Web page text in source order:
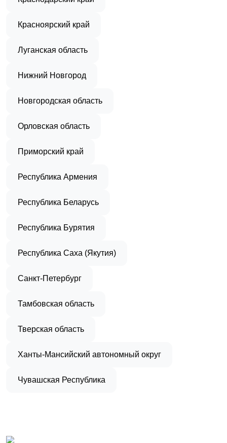
Красноярский край
Луганская область
Нижний Новгород
Новгородская область
Орловская область
Приморский край
Республика Армения
Республика Беларусь
Республика Бурятия
Республика Саха (Якутия)
Санкт-Петербург
Тамбовская область
Тверская область
Ханты-Мансийский автономный округ
Чувашская Республика